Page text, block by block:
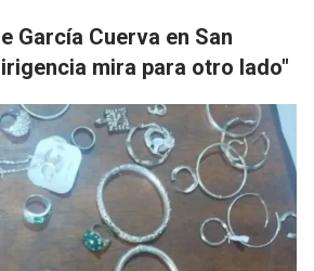
García Cuerva en San
mira para otro lado"